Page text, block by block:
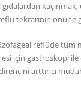
tekrarının önüne
reflüde tüm
için gastroskopi
arttırıcı